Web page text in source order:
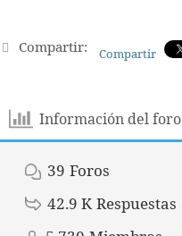
Compartir: Compartir
Información del foro
39 Foros
42.9 K Respuestas